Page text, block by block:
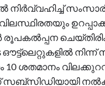
നിർവ്വഹിച്ച്
രൂപകൽപ്പന
നിന്ന്
10 ശതമാനം
സബ്സിഡിയായി